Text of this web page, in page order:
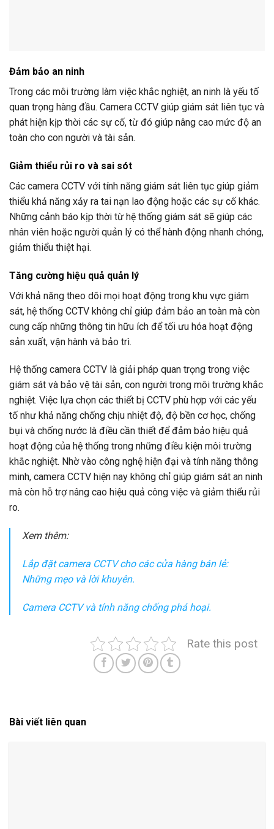
Đảm bảo an ninh
Trong các môi trường làm việc khắc nghiệt, an ninh là yếu tố
quan trọng hàng đầu. Camera CCTV giúp giám sát liên tục và
phát hiện kịp thời các sự cố, từ đó giúp nâng cao mức độ an
toàn cho con người và tài sản.
Giảm thiểu rủi ro và sai sót
Các camera CCTV với tính năng giám sát liên tục giúp giảm
thiểu khả năng xảy ra tai nạn lao động hoặc các sự cố khác.
Những cảnh báo kịp thời từ hệ thống giám sát sẽ giúp các
nhân viên hoặc người quản lý có thểhành động nhanh chóng,
giảm thiểu thiệt hại.
Tăng cường hiệu quả quản lý
Với khả năng theo dõi mọi hoạt động trong khu vực giám
sát, hệ thống CCTV không chỉ giúp đảm bảo an toàn mà còn
cung cấp những thông tin hữu ích đểtối ưu hóa hoạt động
sản xuất, vận hành và bảo trì.
Hệ thống camera CCTV là giải pháp quan trọng trong việc
giám sát và bảo vệ tài sản, con người trong môi trường khắc
nghiệt. Việc lựa chọn các thiết bị CCTV phù hợp với các yếu
tố như khả năng chống chịu nhiệt độ, độ bền cơ học, chống
bụi và chống nước là điều cần thiết đểđảm bảo hiệu quả
hoạt động của hệ thống trong những điều kiện môi trường
khắc nghiệt. Nhờvào công nghệ hiện đại và tính năng thông
minh, camera CCTV hiện nay không chỉ giúp giám sát an ninh
mà còn hỗ trợnâng cao hiệu quả công việc và giảm thiểu rủi
ro.
Xem thêm:
Lắp đặt camera CCTV cho các cửa hàng bán lẻ:
Những mẹo và lời khuyên.
Camera CCTV và tính năng chống phá hoại.
Rate this post
Bài viết liên quan